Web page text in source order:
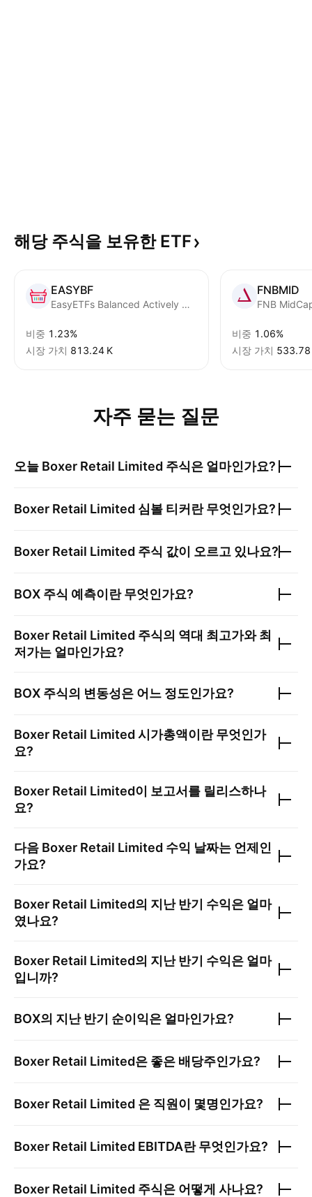
해당 주식을 보유한 ETF
EASYBF
EasyETFs Balanced Actively Managed ETF ZAR
비중 1.23%
시장 가치 ‪813.24 K‬
FNBMID
FNB
비중 1.06%
시장 가치 ‪533.78
자주 묻는 질문
오늘 Boxer Retail Limited 주식은 얼마인가요?
Boxer Retail Limited 심볼 티커란 무엇인가요?
Boxer Retail Limited 주식 값이 오르고 있나요?
BOX 주식 예측이란 무엇인가요?
Boxer Retail Limited 주식의 역대 최고가와 최
저가는 얼마인가요?
BOX 주식의 변동성은 어느 정도인가요?
Boxer Retail Limited 시가총액이란 무엇인가
요?
Boxer Retail Limited이 보고서를 릴리스하나
요?
다음 Boxer Retail Limited 수익 날짜는 언제인
가요?
Boxer Retail Limited의 지난 반기 수익은 얼마
였나요?
Boxer Retail Limited의 지난 반기 수익은 얼마
입니까?
BOX의 지난 반기 순이익은 얼마인가요?
Boxer Retail Limited은 좋은 배당주인가요?
Boxer Retail Limited 은 직원이 몇명인가요?
Boxer Retail Limited EBITDA란 무엇인가요?
Boxer Retail Limited 주식은 어떻게 사나요?